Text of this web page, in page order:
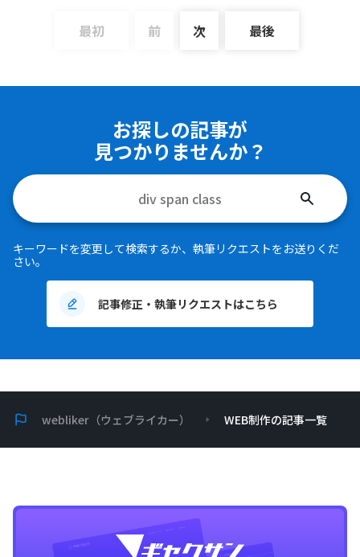
最初 前 次 最後
お探しの記事が
見つかりませんか？
索
す
る
キーワードを変更して検索するか、執筆リクエストをお送りくだ
さい。
記事修正・執筆リクエストはこちら
webliker（ウェブライカー） WEB制作の記事一覧